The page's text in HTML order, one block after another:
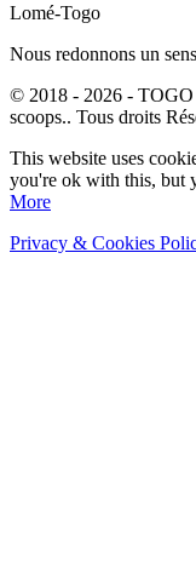
Lomé-Togo
Nous redonnons un
© 2018 - 2026 - TOGO
scoops.. Tous droits
This website uses
you're ok with this, but
More
Privacy & Cookies